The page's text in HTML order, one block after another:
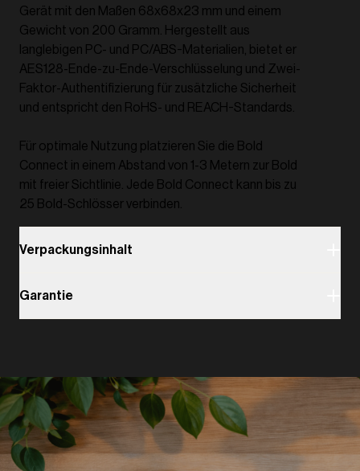
Gerät mit den Maßen 68x68x23 mm und einem
Gewicht von 200 Gramm. Hergestellt aus
langlebigen PC- und PC/ABS-Materialien, bietet er
AES128-Ende-zu-Ende-Verschlüsselung und Zwei-
Faktor-Authentifizierung für zusätzliche Sicherheit
und entspricht den RoHS- und REACH-Standards.
Für optimale Nutzung platzieren Sie die Bold
Connect in einem Abstand von 1-3 Metern zur Bold
mit freier Sichtlinie. Jede Bold Connect kann bis zu
25 Bold-Schlösser verbinden.
Verpackungsinhalt
Garantie